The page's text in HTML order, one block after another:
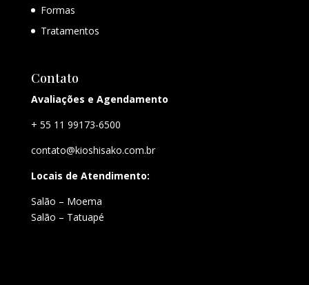
Formas
Tratamentos
Contato
Avaliações e Agendamento
+ 55 11 99173-6500
contato@kioshisako.com.br
Locais de Atendimento:
Salão – Moema
Salão – Tatuapé